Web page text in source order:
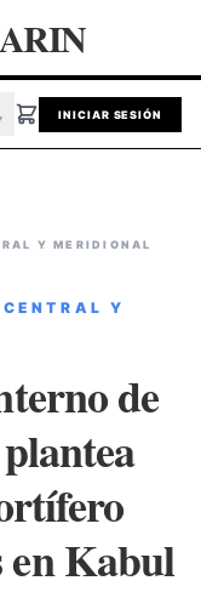
INICIAR SESIÓN
Y MERIDIONAL
Y
de
en Kabul